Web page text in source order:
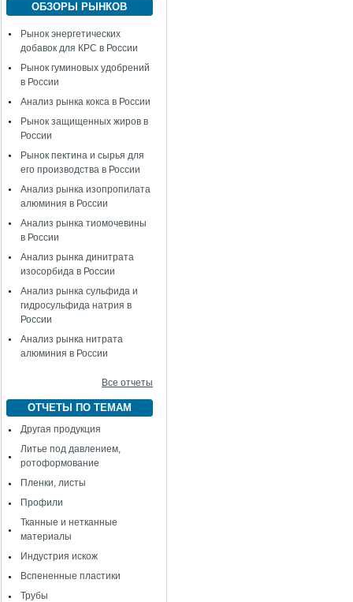
ОБЗОРЫ РЫНКОВ
Рынок энергетических
добавок для КРС в России
Рынок гуминовых удобрений
в России
Анализ рынка кокса в России
Рынок защищенных жиров в
России
Рынок пектина и сырья для
его производства в России
Анализ рынка изопропилата
алюминия в России
Анализ рынка тиомочевины
в России
Анализ рынка динитрата
изосорбида в России
Анализ рынка сульфида и
гидросульфида натрия в
России
Анализ рынка нитрата
алюминия в России
Все отчеты
ОТЧЕТЫ ПО ТЕМАМ
Другая продукция
Литье под давлением,
ротоформование
Пленки, листы
Профили
Тканные и нетканные
материалы
Индустрия искож
Вспененные пластики
Трубы